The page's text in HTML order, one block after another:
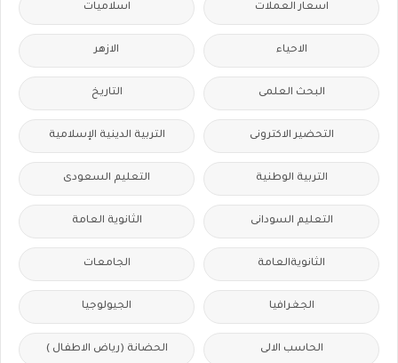
اسعار العملات اسلاميات
الاحياء الازهر
البحث العلمى التاريخ
التحضير الاكترونى التربية الدينية الإسلامية
التربية الوطنية التعليم السعودى
التعليم السودانى الثانوية العامة
الثانويةالعامة الجامعات
الجغرافيا الجيولوجيا
الحاسب الالى الحضانة (رياض الاطفال )